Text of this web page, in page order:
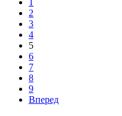
1
2
3
4
5
6
7
8
9
Вперед